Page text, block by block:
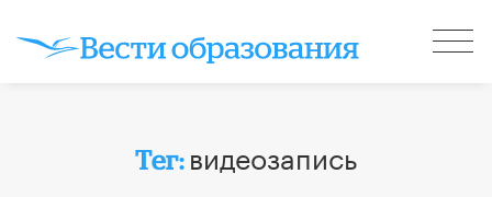
Тег: видеозапись